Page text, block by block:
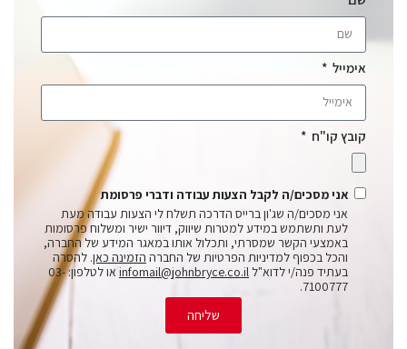
אימייל
קובץ קו"ח
אני מסכים/ה לקבל הצעות עבודה ודברי פרסומת
אני מסכים/ה שג'ון ברייס הדרכה תשלח לי הצעות עבודה מעת
לעת ותשתמש במידע למטרות שיווק, דיוור ישיר ומשלוח פרסומות
באמצעי הקשר שמסרתי, ותכלול אותו במאגר המידע של החברה,
והכל בכפוף למדיניות הפרטיות של החברה הזמינה כאן. להסרה
בעתיד פנה/י לדוא"ל infomail@johnbryce.co.il
או לטלפון: 03-
7100777.
שליחה